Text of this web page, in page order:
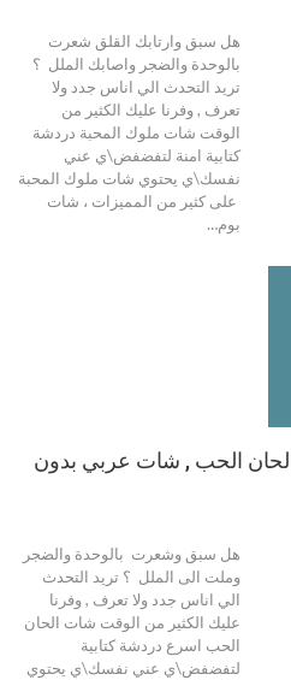
هل سبق وارتابك القلق شعرت
بالوحدة والضجر واصابك الملل ؟
تريد التحدث الي اناس جدد ولا
تعرف , وفرنا عليك الكثير من
الوقت شات ملوك المحبة دردشة
كتابية امنة لتفضفض\ي عني
نفسك\ي يحتوي شات ملوك المحبة
على كثير من المميزات ، شات
بوم…
الحب , شات عربي بدون
هل سبق وشعرت بالوحدة والضجر
وملت الى الملل ؟ تريد التحدث
الي اناس جدد ولا تعرف , وفرنا
عليك الكثير من الوقت شات الحان
الحب اسرع دردشة كتابية
لتفضفض\ي عني نفسك\ي يحتوي